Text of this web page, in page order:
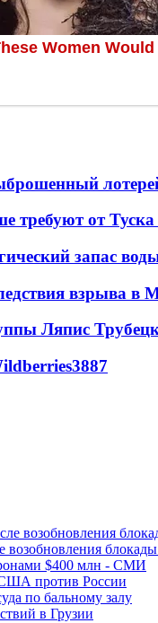
требуют от
запас
взрыва в
Ляпис
3887
возобновления
$400 млн - СМИ
против России
по бальному залу
в Грузии